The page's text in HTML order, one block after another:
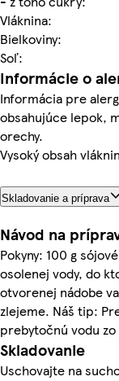
Vláknina:
Bielkoviny:
Soľ:
Informácie o
Informácia pre
obsahujúce lepok,
orechy.
Vysoký obsah
Skladovanie a príprava
Návod na
Pokyny: 100 g
osolenej vody, do
otvorenej nádobe
zlejeme. Náš tip:
prebytočnú vodu
Skladovanie
Uschovajte na